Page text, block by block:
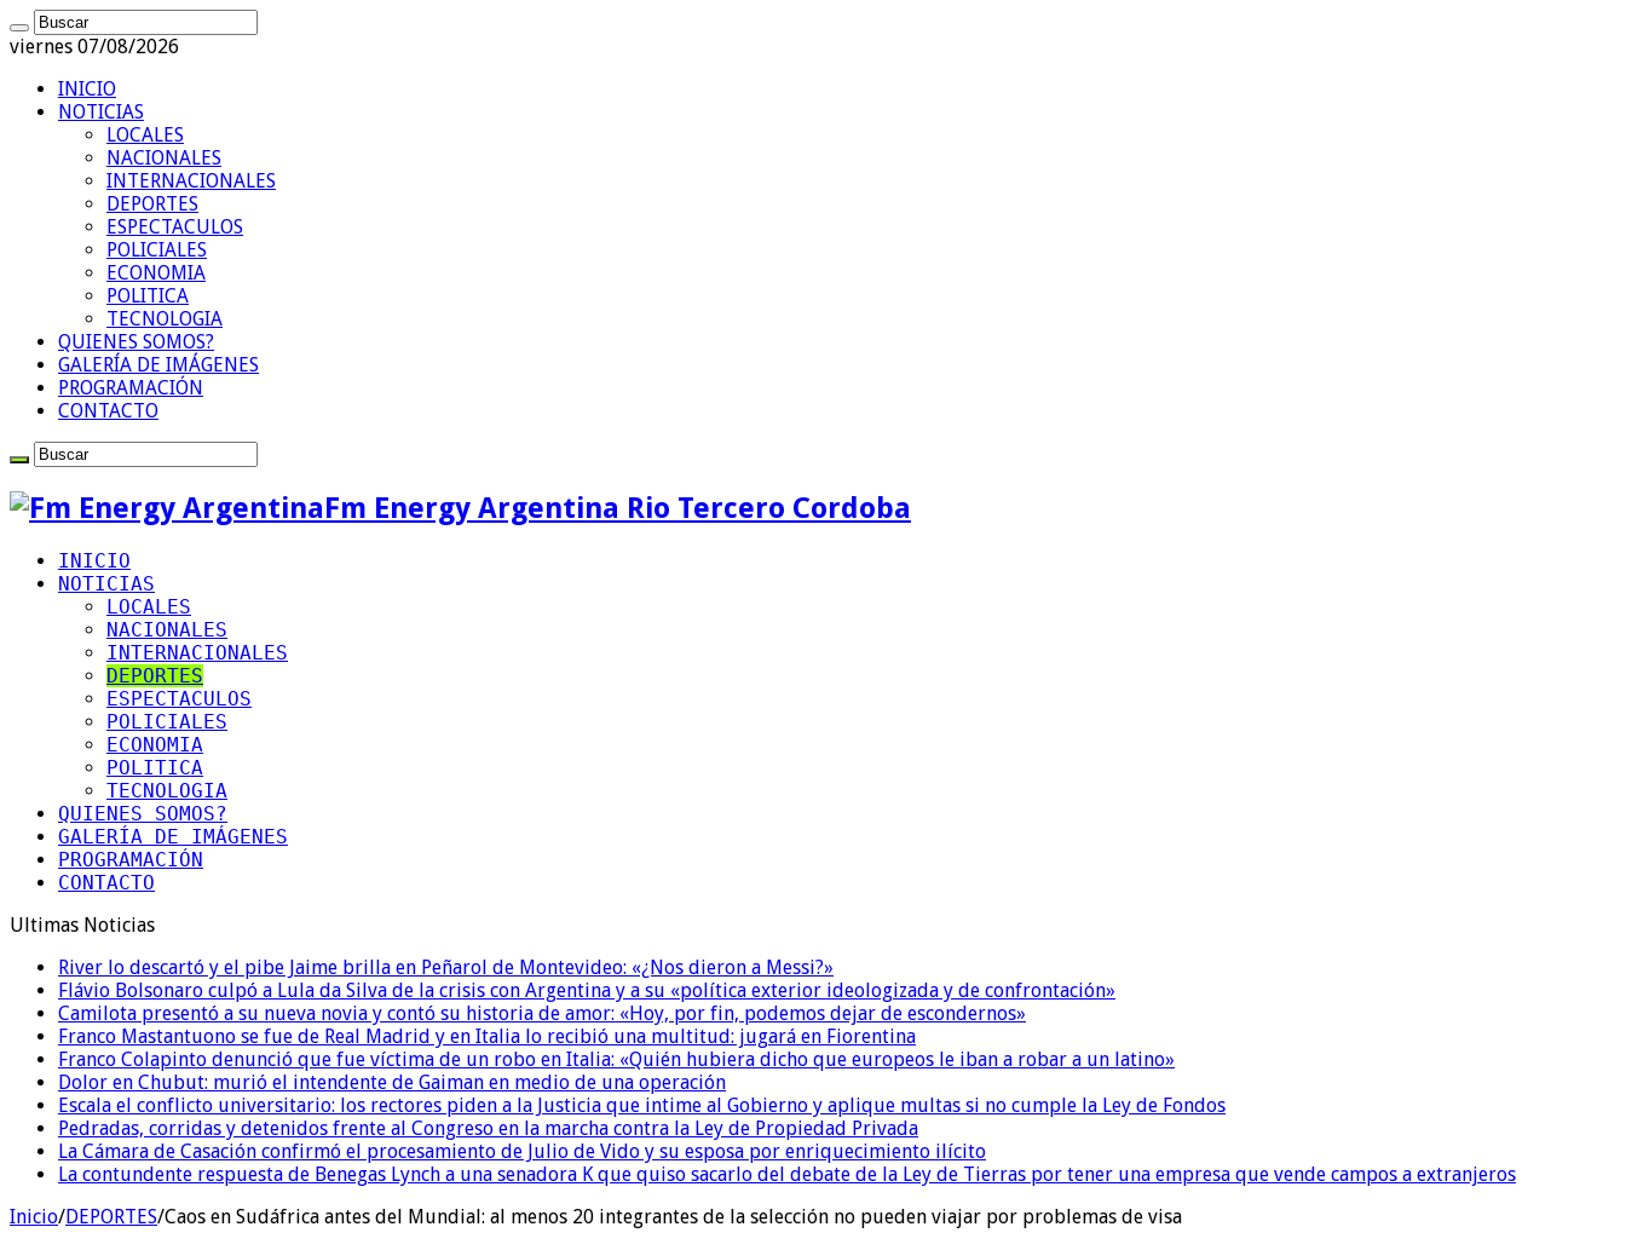
viernes 07/08/2026
INICIO
NOTICIAS
LOCALES
NACIONALES
INTERNACIONALES
DEPORTES
ESPECTACULOS
POLICIALES
ECONOMIA
POLITICA
TECNOLOGIA
QUIENES SOMOS?
GALERÍA DE IMÁGENES
PROGRAMACIÓN
CONTACTO
Fm Energy Argentina Rio Tercero Cordoba
INICIO
NOTICIAS
LOCALES
NACIONALES
INTERNACIONALES
DEPORTES
ESPECTACULOS
POLICIALES
ECONOMIA
POLITICA
TECNOLOGIA
QUIENES SOMOS?
GALERÍA DE IMÁGENES
PROGRAMACIÓN
CONTACTO
Ultimas Noticias
River lo descartó y el pibe Jaime brilla en Peñarol de Montevideo: «¿Nos dieron a Messi?»
Flávio Bolsonaro culpó a Lula da Silva de la crisis con Argentina y a su «política exterior ideologizada y de confrontación»
Camilota presentó a su nueva novia y contó su historia de amor: «Hoy, por fin, podemos dejar de escondernos»
Franco Mastantuono se fue de Real Madrid y en Italia lo recibió una multitud: jugará en Fiorentina
Franco Colapinto denunció que fue víctima de un robo en Italia: «Quién hubiera dicho que europeos le iban a robar a un latino»
Dolor en Chubut: murió el intendente de Gaiman en medio de una operación
Escala el conflicto universitario: los rectores piden a la Justicia que intime al Gobierno y aplique multas si no cumple la Ley de Fondos
Pedradas, corridas y detenidos frente al Congreso en la marcha contra la Ley de Propiedad Privada
La Cámara de Casación confirmó el procesamiento de Julio de Vido y su esposa por enriquecimiento ilícito
La contundente respuesta de Benegas Lynch a una senadora K que quiso sacarlo del debate de la Ley de Tierras por tener una empresa que vende campos a extranjeros
Inicio/DEPORTES/Caos en Sudáfrica antes del Mundial: al menos 20 integrantes de la selección no pueden viajar por problemas de visa